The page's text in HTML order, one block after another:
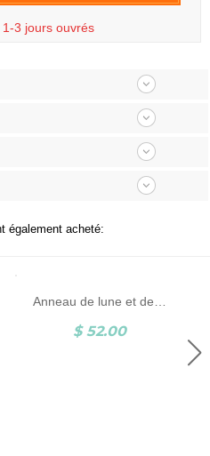
3 jours ouvrés
également acheté:
$ 52.00